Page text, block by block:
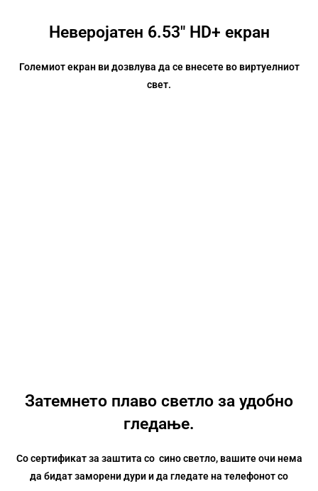
Неверојатен 6.53″ HD+ екран
Големиот екран ви дозвлува да се внесете во виртуелниот
свет.
Затемнето плаво светло за удобно
гледање.
Со сертификат за заштита со сино светло, вашите очи нема
да бидат заморени дури и да гледате на телефонот со